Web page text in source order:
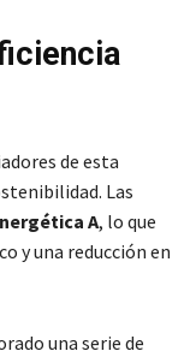
de esta
Las
A, lo que
y una reducción en
una serie de